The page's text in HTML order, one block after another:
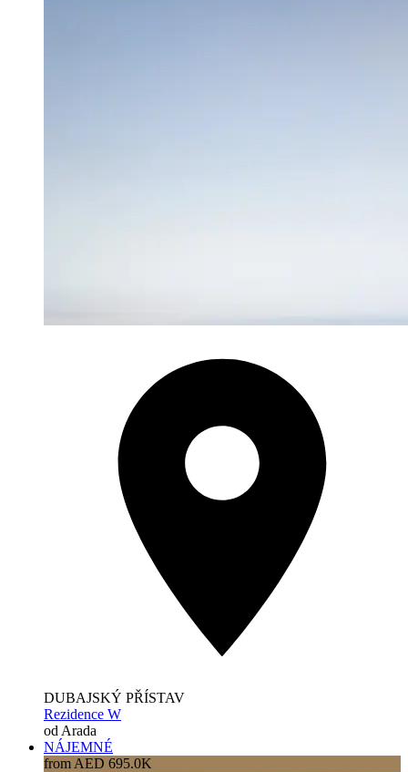
DUBAJSKÝ PŘÍSTAV
Rezidence W
od Arada
NÁJEMNÉ
from AED 695.0K